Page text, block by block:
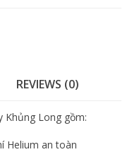
REVIEWS (0)
Khủng Long gồm:
Helium an toàn